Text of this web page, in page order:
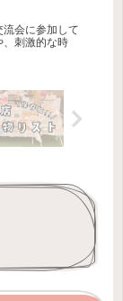
会に参加して
、刺激的な時